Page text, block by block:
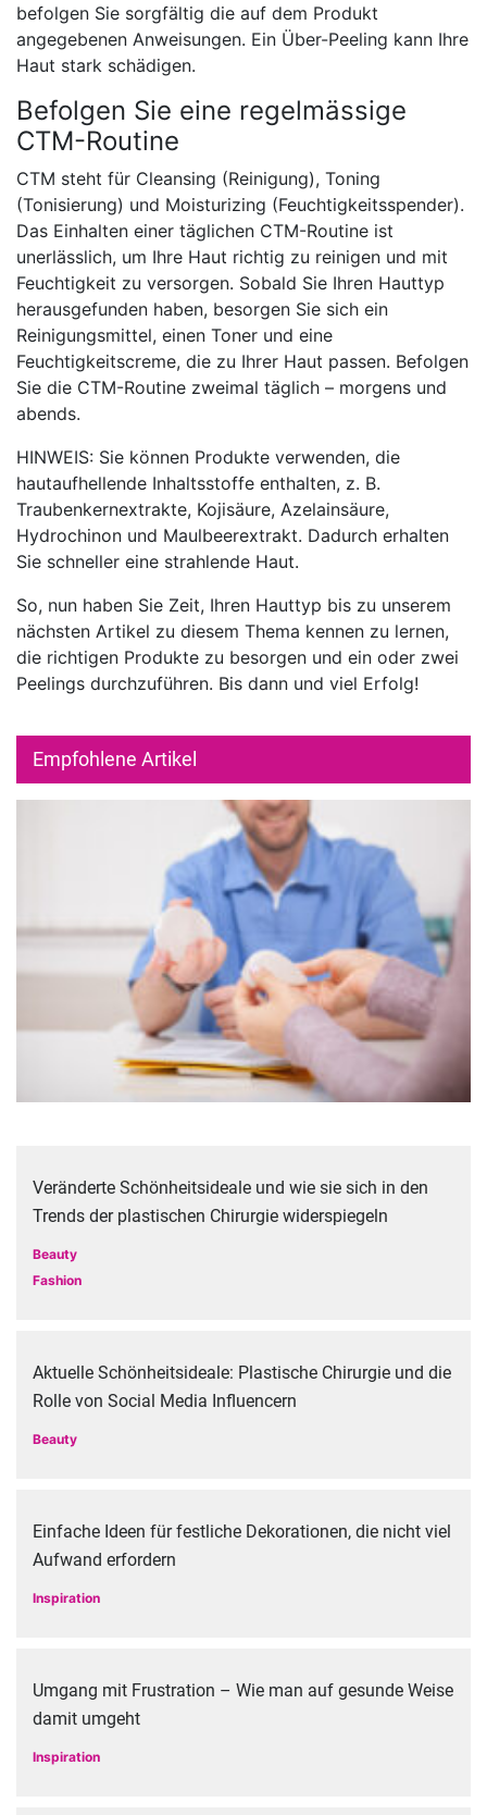
befolgen Sie sorgfältig die auf dem Produkt
angegebenen Anweisungen. Ein Über-Peeling kann Ihre
Haut stark schädigen.
Befolgen Sie eine regelmässige
CTM-Routine
CTM steht für Cleansing (Reinigung), Toning
(Tonisierung) und Moisturizing (Feuchtigkeitsspender).
Das Einhalten einer täglichen CTM-Routine ist
unerlässlich, um Ihre Haut richtig zu reinigen und mit
Feuchtigkeit zu versorgen. Sobald Sie Ihren Hauttyp
herausgefunden haben, besorgen Sie sich ein
Reinigungsmittel, einen Toner und eine
Feuchtigkeitscreme, die zu Ihrer Haut passen. Befolgen
Sie die CTM-Routine zweimal täglich – morgens und
abends.
HINWEIS: Sie können Produkte verwenden, die
hautaufhellende Inhaltsstoffe enthalten, z. B.
Traubenkernextrakte, Kojisäure, Azelainsäure,
Hydrochinon und Maulbeerextrakt. Dadurch erhalten
Sie schneller eine strahlende Haut.
So, nun haben Sie Zeit, Ihren Hauttyp bis zu unserem
nächsten Artikel zu diesem Thema kennen zu lernen,
die richtigen Produkte zu besorgen und ein oder zwei
Peelings durchzuführen. Bis dann und viel Erfolg!
Empfohlene Artikel
Veränderte Schönheitsideale und wie sie sich in den
Trends der plastischen Chirurgie widerspiegeln
Beauty
Fashion
Aktuelle Schönheitsideale: Plastische Chirurgie und die
Rolle von Social Media Influencern
Beauty
Einfache Ideen für festliche Dekorationen, die nicht viel
Aufwand erfordern
Inspiration
Umgang mit Frustration – Wie man auf gesunde Weise
damit umgeht
Inspiration